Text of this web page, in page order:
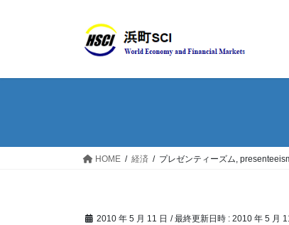
HOME 経済 プレゼンティーズム,
2010 年 5 月 11 日 / 最終更新日時 : 2010 年 5 月